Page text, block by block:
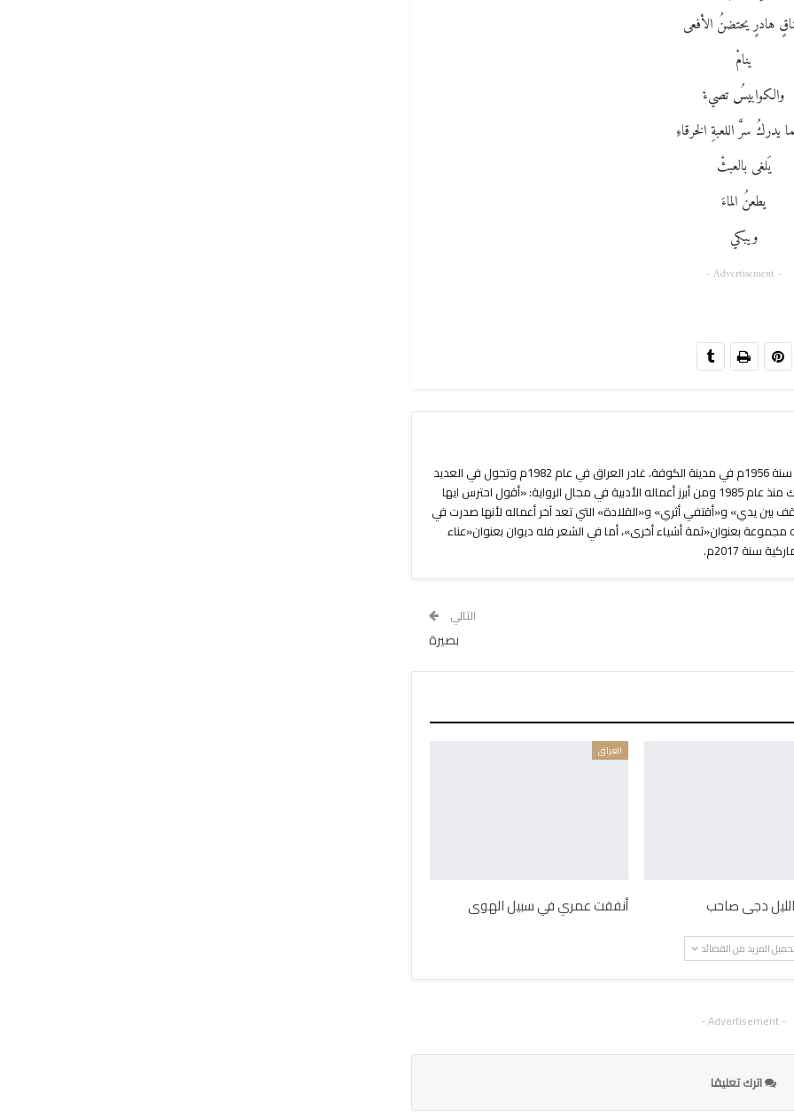
هادرٍ يحتضنُ الأفعى
ينامْ
والكوابيسُ تصيءْ
يدركُ سرَّ اللعبةِ الخرقاءِ
يَلغى بالعبثْ
يطعنُ الماءَ
ويبكي
- Advertisement -
حميد العقابي شاعروروائي عراقي ولد سنة 1956م في مدينة الكوفة. غادر العراق في عام 1982م وتجول في العديد
من البلدان حتى استقر أخيراً في الدنمارك منذ عام 1985 ومن أبرز أعماله الأدبية في مجال الرواية: «أقول احترس ايها
التي صدرت في عام 1986، و«أقف بين يدي» و«أقتفي أثري» و«القلادة» التي تعد آخر أعماله لأنها صدرت في
له مجموعة بعنوان«ثمة أشياء أخرى»، أما في الشعر فله ديوان بعنوان«عناء
سنة 2017م.
التالي
بصيرة
الليل دجى صاحب
العراق
أنفقت عمري في سبيل الهوى
المزيد من القصائد
- Advertisement -
اترك تعليقا